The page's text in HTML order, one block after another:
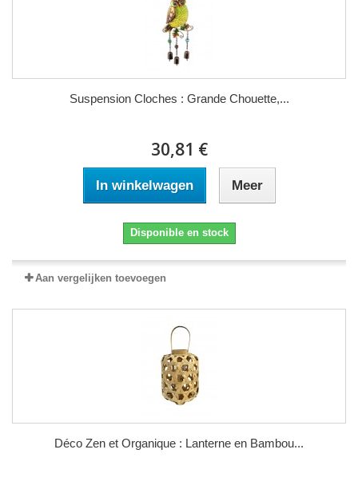
Suspension Cloches : Grande Chouette,...
30,81 €
In winkelwagen Meer
Disponible en stock
Aan vergelijken toevoegen
Déco Zen et Organique : Lanterne en Bambou...